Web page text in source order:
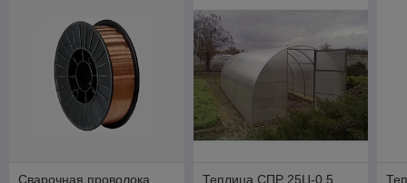
Сварочная проволока
Теплица СПР 25Ц-0.5.